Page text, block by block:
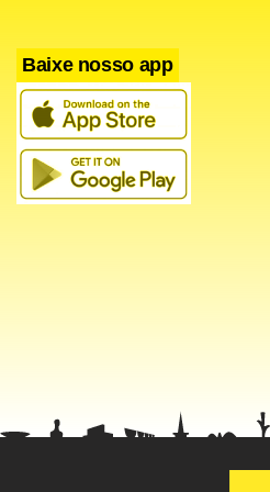
de espera por resposta, a
Baixe nosso app